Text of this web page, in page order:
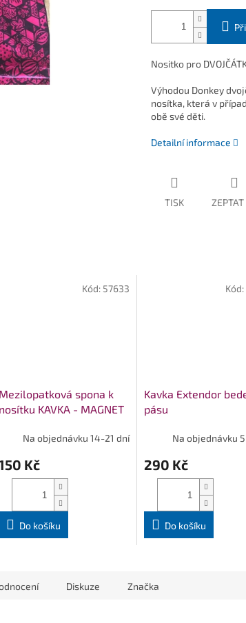
Nositko pro
Výhodou Donkey
nosítka, která v
obě své děti.
Detailní informace
TISK ZEPTAT
Mezilopatková spona k
nosítku KAVKA - MAGNET
Na objednávku 14-21 dní
Kč
Do košíku
Kód: 57633
Kavka Extendor
pásu
Na objednávku
290 Kč
Do košíku
Kód:
Diskuze Značka